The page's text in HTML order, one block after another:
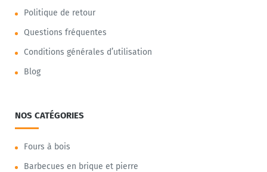
Politique de retour
Questions fréquentes
Conditions générales d’utilisation
Blog
NOS CATÉGORIES
Fours à bois
Barbecues en brique et pierre